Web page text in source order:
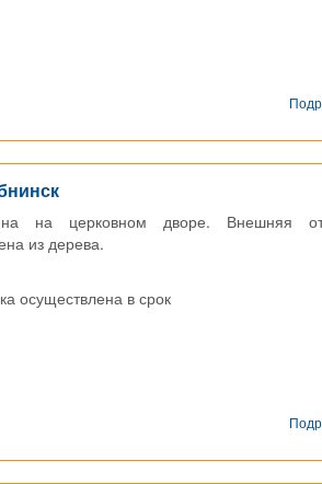
на церковном дворе. Внешняя
из дерева.
осуществлена в срок